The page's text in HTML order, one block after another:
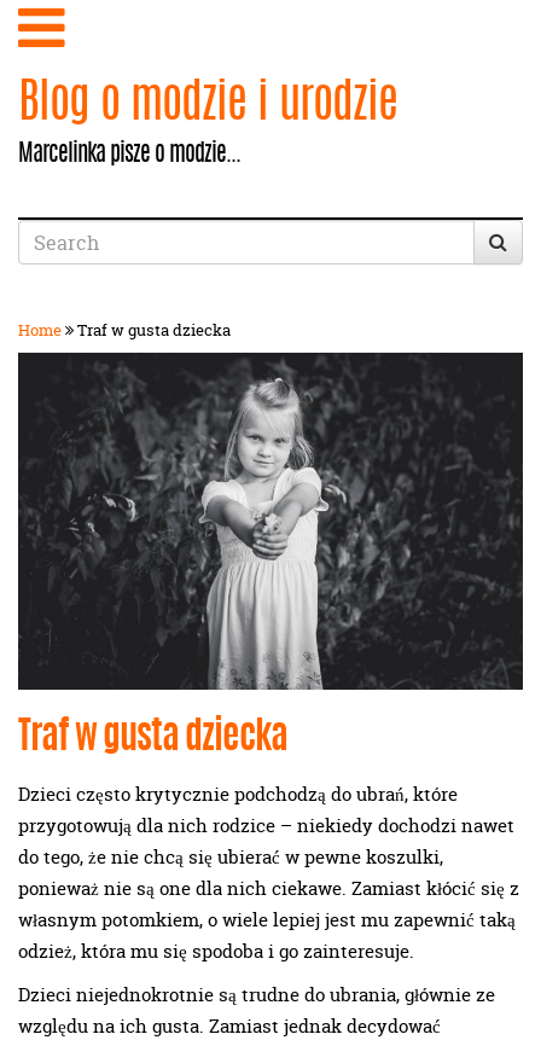
Blog o modzie i urodzie
Marcelinka pisze o modzie...
Home Traf w gusta dziecka
Traf w gusta dziecka
Dzieci często krytycznie podchodzą do ubrań, które
przygotowują dla nich rodzice – niekiedy dochodzi nawet
do tego, że nie chcą się ubierać w pewne koszulki,
ponieważ nie są one dla nich ciekawe. Zamiast kłócić się z
własnym potomkiem, o wiele lepiej jest mu zapewnić taką
odzież, która mu się spodoba i go zainteresuje.
Dzieci niejednokrotnie są trudne do ubrania, głównie ze
względu na ich gusta. Zamiast jednak decydować